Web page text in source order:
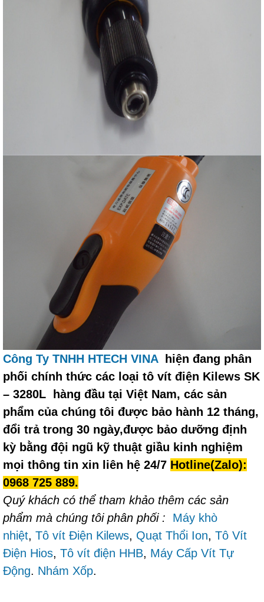
Công Ty TNHH HTECH VINA hiện đang phân
phối chính thức các loại tô vít điện Kilews SK
– 3280L hàng đầu tại Việt Nam, các sản
phẩm của chúng tôi được bảo hành 12 tháng,
đổi trả trong 30 ngày,được bảo dưỡng định
kỳ bằng đội ngũ kỹ thuật giầu kinh nghiệm
mọi thông tin xin liên hệ 24/7 Hotline(Zalo):
0968 725 889.
Quý khách có thể tham khảo thêm các sản
phẩm mà chúng tôi phân phối : Máy khò
nhiệt, Tô vít Điện Kilews, Quạt Thổi Ion, Tô Vít
Điện Hios, Tô vít điện HHB, Máy Cấp Vít Tự
Động. Nhám Xốp.